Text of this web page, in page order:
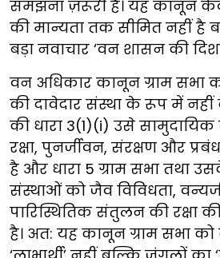
समझना ज़रूरी है। यह कानून
की मान्यता तक सीमित नहीं
बड़ा नवाचार ‘वन शासन की
वन अधिकार कानून ग्राम सभा
की दावेदार संस्था के रूप में नहीं
की धारा 3(1)(i) उसे
रक्षा, पुनर्जीवन, संरक्षण और
है और धारा 5 ग्राम सभा तथा
संस्थाओं को जैव विविधता,
पारिस्थितिक संतुलन की रक्षा
है। अत: यह कानून ग्राम सभा